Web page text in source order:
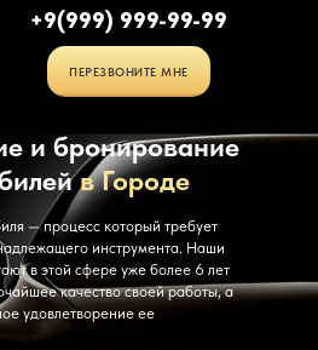
+9(999) 999-99-99
— процесс который требует
инструмента. Наши
в этой сфере уже более 6 лет
качество своей работы, а
удовлетворение ее
и бронирование
в Городе
ПЕРЕЗВОНИТЕ МНЕ